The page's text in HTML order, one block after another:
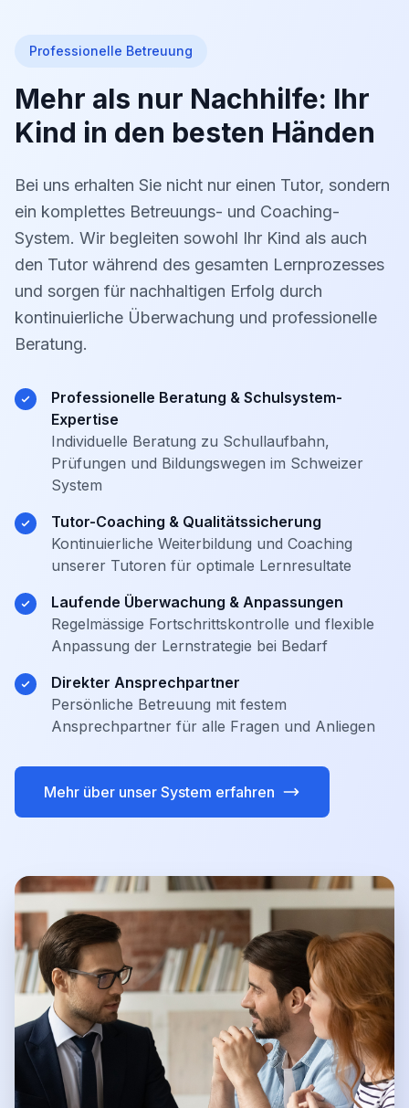
Professionelle Betreuung
Mehr als nur Nachhilfe: Ihr
Kind in den besten Händen
Bei uns erhalten Sie nicht nur einen Tutor, sondern
ein komplettes Betreuungs- und Coaching-
System. Wir begleiten sowohl Ihr Kind als auch
den Tutor während des gesamten Lernprozesses
und sorgen für nachhaltigen Erfolg durch
kontinuierliche Überwachung und professionelle
Beratung.
Professionelle Beratung & Schulsystem-
Expertise
Individuelle Beratung zu Schullaufbahn,
Prüfungen und Bildungswegen im Schweizer
System
Tutor-Coaching & Qualitätssicherung
Kontinuierliche Weiterbildung und Coaching
unserer Tutoren für optimale Lernresultate
Laufende Überwachung & Anpassungen
Regelmässige Fortschrittskontrolle und flexible
Anpassung der Lernstrategie bei Bedarf
Direkter Ansprechpartner
Persönliche Betreuung mit festem
Ansprechpartner für alle Fragen und Anliegen
Mehr über unser System erfahren